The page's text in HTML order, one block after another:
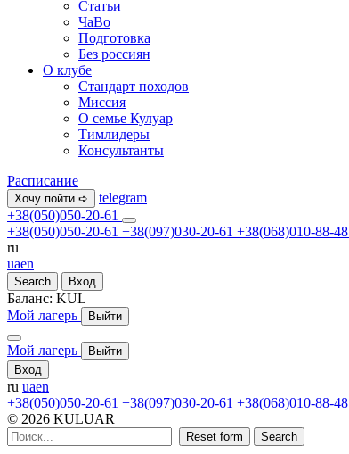
Статьи
ЧаВо
Подготовка
Без россиян
О клубе
Стандарт походов
Миссия
О семье Кулуар
Тимлидеры
Консультанты
Расписание
Хочу пойти ➪
telegram
+38(050)050-20-61
+38(050)050-20-61 +38(097)030-20-61 +38(068)010-88-48
ru
uaen
Search Вход
Баланс: KUL
Мой лагерь
Выйти
Мой лагерь
Выйти
Вход
ru uaen
+38(050)050-20-61 +38(097)030-20-61 +38(068)010-88-48
© 2026 KULUAR
Reset form Search